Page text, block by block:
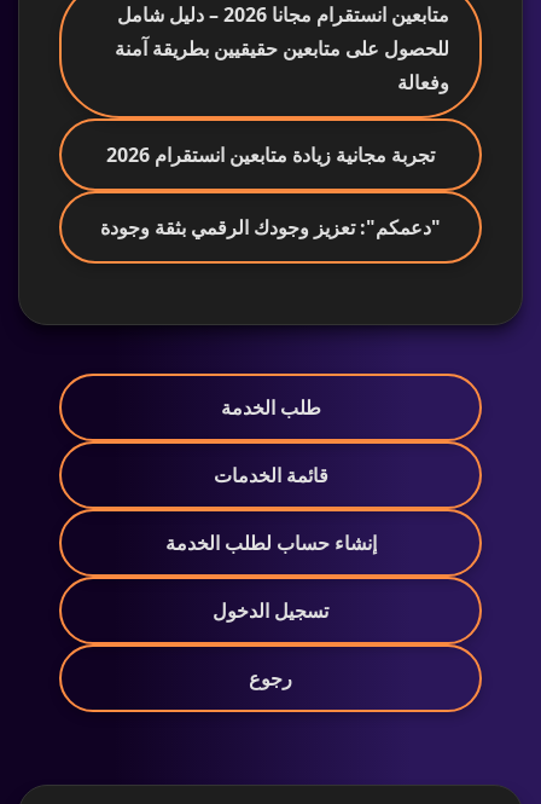
متابعين انستقرام مجانا 2026 – دليل شامل
للحصول على متابعين حقيقيين بطريقة آمنة
وفعالة
تجربة مجانية زيادة متابعين انستقرام 2026
"دعمكم": تعزيز وجودك الرقمي بثقة وجودة
طلب الخدمة
قائمة الخدمات
إنشاء حساب لطلب الخدمة
تسجيل الدخول
رجوع